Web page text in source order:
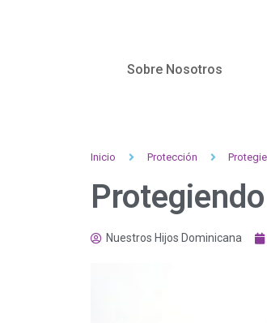
Sobre Nosotros
Inicio Protección
Nuestros Hijos Dominicana